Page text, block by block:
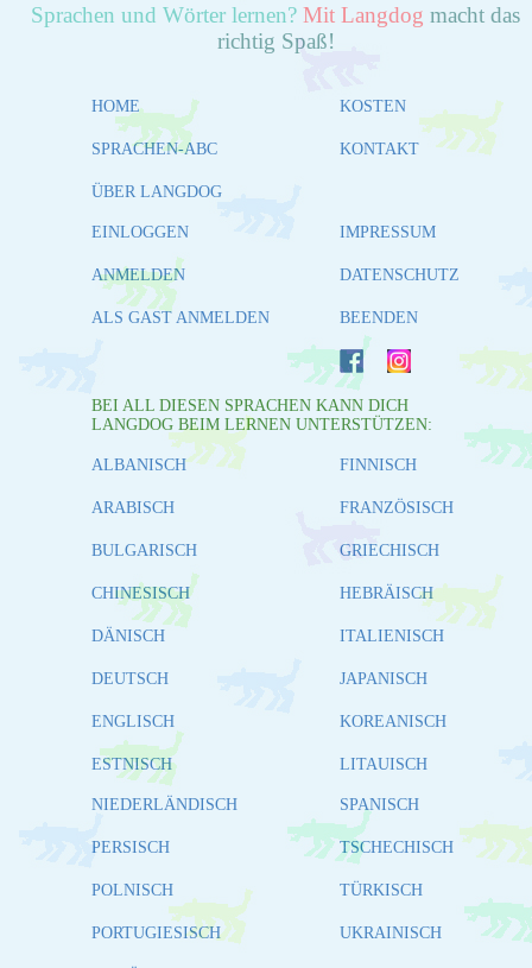
Sprachen und Wörter lernen? Mit Langdog macht das
richtig Spaß!
HOME
SPRACHEN-ABC
ÜBER LANGDOG
KOSTEN
KONTAKT
EINLOGGEN
ANMELDEN
ALS GAST ANMELDEN
IMPRESSUM
DATENSCHUTZ
BEENDEN
BEI ALL DIESEN SPRACHEN KANN DICH
LANGDOG BEIM LERNEN UNTERSTÜTZEN:
ALBANISCH
ARABISCH
BULGARISCH
CHINESISCH
DÄNISCH
DEUTSCH
ENGLISCH
ESTNISCH
FINNISCH
FRANZÖSISCH
GRIECHISCH
HEBRÄISCH
ITALIENISCH
JAPANISCH
KOREANISCH
LITAUISCH
NIEDERLÄNDISCH
PERSISCH
POLNISCH
PORTUGIESISCH
SPANISCH
TSCHECHISCH
TÜRKISCH
UKRAINISCH